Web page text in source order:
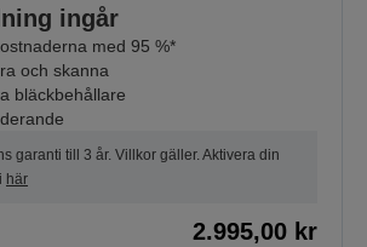
ingår
med 95 %*
och skanna
bläckbehållare
garanti till 3 år. Villkor gäller. Aktivera din
här
2.995,00 kr